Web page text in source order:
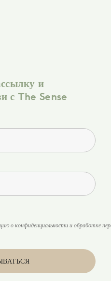
и
с The Sense
о конфиденциальностии обработке